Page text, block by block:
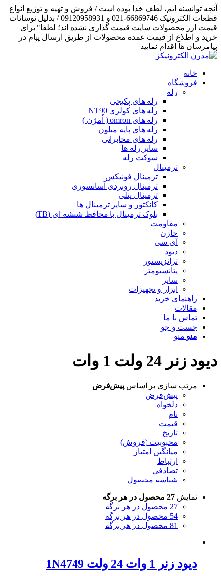
آنچه توانسته ایم، لطف خدا بوده است / فروش و تهیه و توزیع انواع
قطعات الکترونیک 66869746-021 و 09120958931 / بدلیل نوسانات
قیمت ارز محصولات سایت قیمت گذاری نشده اند؛ لطفا" برای
خرید و اطلاع از قیمت عمده محصولات از طریق ارسال پیام در
پیامرسان ها اقدام نمایید
خانه
فروشگاه
رله
رله های پکیجی
رله های کولری NT90
رله های omron ( اُمرُن )
رله های پایه میلون
رله های مخابراتی
سایر رله ها
سوکت رله
ترمینال
ترمینال فونیکس
ترمینال روبردی آسانسوری
ترمینال پنلی
کانکتور و سایر ترمینال ها
بلوک ترمینال با محافظ شیشه ای (TB)
مقاومت
خازن
آی سی
دیود
ترانزیستور
پتانسیومتر
سایر
ابزار و تجهیزات
راهنمای خرید
مقالات
تماس با ما
جست و جو
منو منو
دیود زنر 24 ولت 1 وات
مرتب سازی بر اساس پیش‌فرض
پیش‌فرض
دلخواه
نام
قیمت
تاریخ
محبوبیت (فروش)
میانگین امتیاز
ارتباط
تصادفی
شناسه محصول
نمایش 27 محصول در هر برگه
27 محصول در هر برگه
54 محصول در هر برگه
81 محصول در هر برگه
دیود زنر 1 وات 24 ولت 1N4749